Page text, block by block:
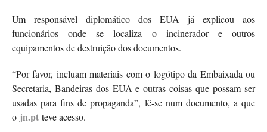
Um responsável diplomático dos EUA já explicou aos
funcionários onde se localiza o incinerador e outros
equipamentos de destruição dos documentos.
“Por favor, incluam materiais com o logótipo da Embaixada ou
Secretaria, Bandeiras dos EUA e outras coisas que possam ser
usadas para fins de propaganda”, lê-se num documento, a que
o jn.ptteve acesso.